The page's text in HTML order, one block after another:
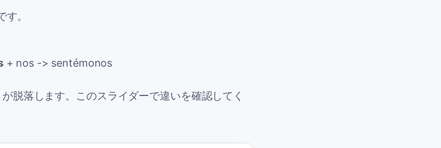
す。
+ nos-> sentémonos
脱落します。このスライダーで違いを確認してく